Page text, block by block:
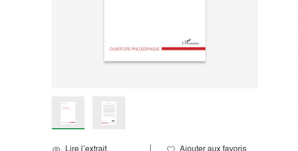
Sociologie et question de société